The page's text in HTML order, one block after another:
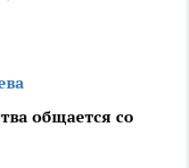
общается со